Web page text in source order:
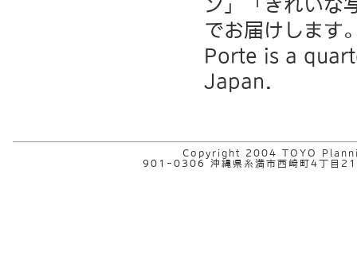
ン」「きれいな
でお届けします
Porte is a
Japan.
Copyright 2004 TOYO
901-0306 沖縄県糸満市西崎町4